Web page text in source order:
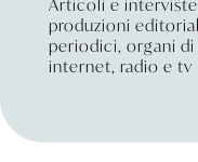
Articoli e
produzioni
periodici, organi
internet, radio e tv